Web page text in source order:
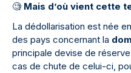
🧐 Mais d’où vient cette
La dédollarisation est née
des pays concernant la
principale devise de
cas de chute de celui-ci,